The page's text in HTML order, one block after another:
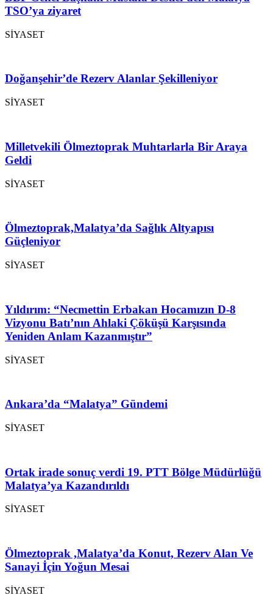
TSO’ya ziyaret
SİYASET
Doğanşehir’de Rezerv Alanlar Şekilleniyor
SİYASET
Milletvekili Ölmeztoprak Muhtarlarla Bir Araya
Geldi
SİYASET
Ölmeztoprak,Malatya’da Sağlık Altyapısı
Güçleniyor
SİYASET
Yıldırım: “Necmettin Erbakan Hocamızın D-8
Vizyonu Batı’nın Ahlaki Çöküşü Karşısında
Yeniden Anlam Kazanmıştır”
SİYASET
Ankara’da “Malatya” Gündemi
SİYASET
Ortak irade sonuç verdi 19. PTT Bölge Müdürlüğü
Malatya’ya Kazandırıldı
SİYASET
Ölmeztoprak ,Malatya’da Konut, Rezerv Alan Ve
Sanayi İçin Yoğun Mesai
SİYASET